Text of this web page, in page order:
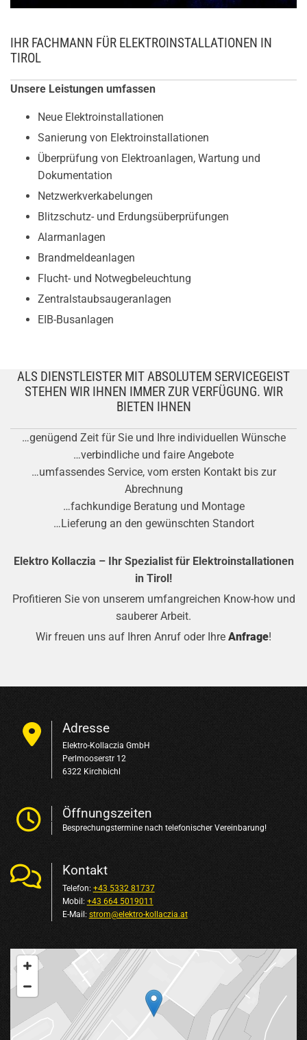
IHR FACHMANN FÜR ELEKTROINSTALLATIONEN IN
TIROL
Unsere Leistungen umfassen
Neue Elektroinstallationen
Sanierung von Elektroinstallationen
Überprüfung von Elektroanlagen, Wartung und
Dokumentation
Netzwerkverkabelungen
Blitzschutz- und Erdungsüberprüfungen
Alarmanlagen
Brandmeldeanlagen
Flucht- und Notwegbeleuchtung
Zentralstaubsaugeranlagen
EIB-Busanlagen
ALS DIENSTLEISTER MIT ABSOLUTEM SERVICEGEIST
STEHEN WIR IHNEN IMMER ZUR VERFÜGUNG. WIR
BIETEN IHNEN
…genügend Zeit für Sie und Ihre individuellen Wünsche
…verbindliche und faire Angebote
…umfassendes Service, vom ersten Kontakt bis zur
Abrechnung
…fachkundige Beratung und Montage
…Lieferung an den gewünschten Standort
Elektro Kollaczia – Ihr Spezialist für Elektroinstallationen
in Tirol!
Profitieren Sie von unserem umfangreichen Know-how und
sauberer Arbeit.
Wir freuen uns auf Ihren Anruf oder Ihre Anfrage!
 Adresse
Elektro-Kollaczia GmbH
Perlmooserstr 12
6322 Kirchbichl
 Öffnungszeiten
Besprechungstermine nach telefonischer Vereinbarung!
 Kontakt
Telefon: +43 5332 81737
Mobil: +43 664 5019011
E-Mail: strom@elektro-kollaczia.at